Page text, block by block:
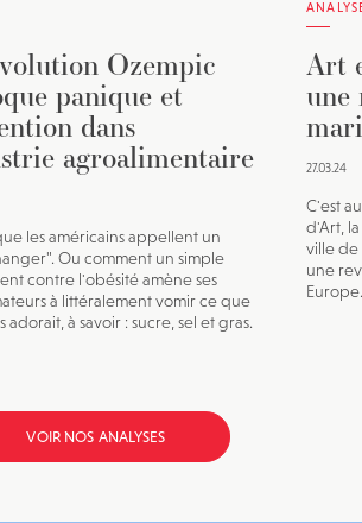
Ozempic
panique et
dans
agroalimentaire
les américains appellent un
Ou comment un simple
contre l'obésité amène ses
à littéralement vomir ce que
adorait, à savoir : sucre, sel et gras.
Art
une
27.03.24
C'est
d'Art,
ville de
une
VOIR NOS ANALYSES